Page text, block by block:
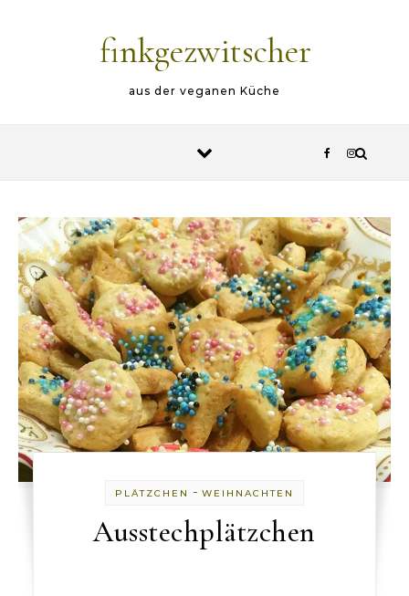
finkgezwitscher
aus der veganen Küche
PLÄTZCHEN - WEIHNACHTEN
Ausstechplätzchen